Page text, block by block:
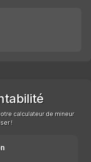
calculateur de mineur
!